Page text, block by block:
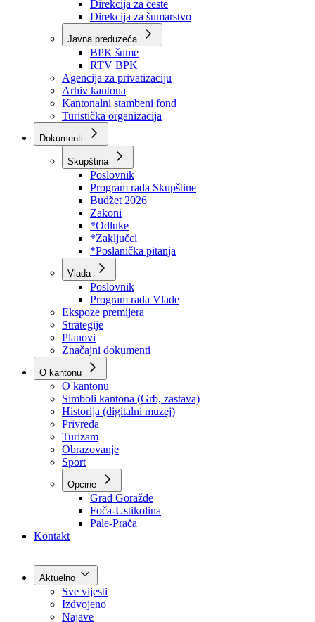
Direkcije
Direkcija za robne rezerve
Direkcija za ceste
Direkcija za šumarstvo
Javna preduzeća
BPK šume
RTV BPK
Agencija za privatizaciju
Arhiv kantona
Kantonalni stambeni fond
Turistička organizacija
Dokumenti
Skupština
Poslovnik
Program rada Skupštine
Budžet 2026
Zakoni
*Odluke
*Zaključci
*Poslanička pitanja
Vlada
Poslovnik
Program rada Vlade
Ekspoze premijera
Strategije
Planovi
Značajni dokumenti
O kantonu
O kantonu
Simboli kantona (Grb, zastava)
Historija (digitalni muzej)
Privreda
Turizam
Obrazovanje
Sport
Općine
Kontakt
Aktuelno